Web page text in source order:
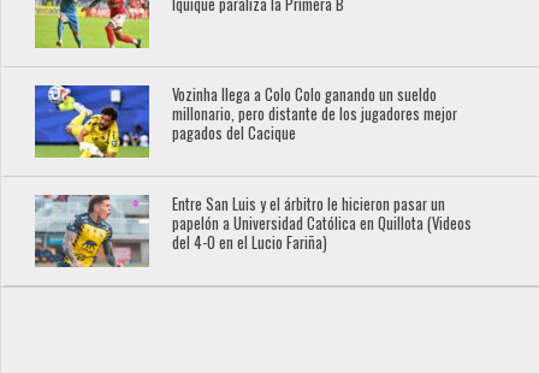
Iquique paraliza la Primera B
Vozinha llega a Colo Colo ganando un sueldo
millonario, pero distante de los jugadores mejor
pagados del Cacique
Entre San Luis y el árbitro le hicieron pasar un
papelón a Universidad Católica en Quillota (Videos
del 4-0 en el Lucio Fariña)